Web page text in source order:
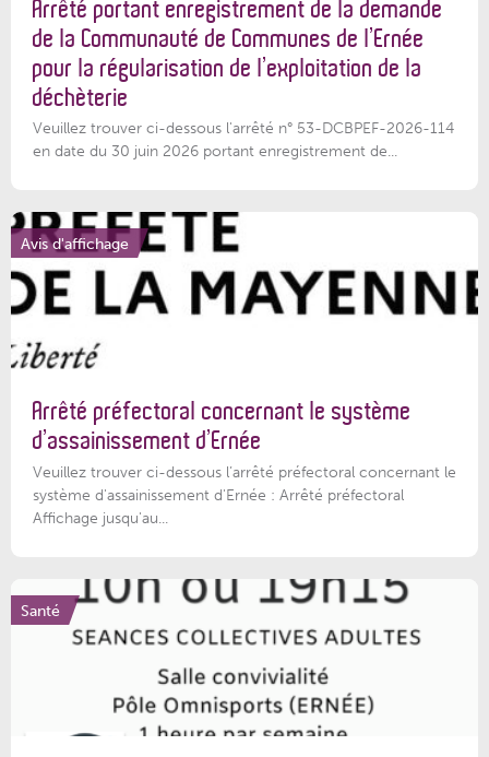
Arrêté portant enregistrement de la demande
de la Communauté de Communes de l’Ernée
pour la régularisation de l’exploitation de la
déchèterie
Veuillez trouver ci-dessous l'arrêté n° 53-DCBPEF-2026-114
en date du 30 juin 2026 portant enregistrement de...
Avis d'affichage
Arrêté préfectoral concernant le système
d’assainissement d’Ernée
Veuillez trouver ci-dessous l’arrêté préfectoral concernant le
système d'assainissement d'Ernée : Arrêté préfectoral
Affichage jusqu'au...
Santé